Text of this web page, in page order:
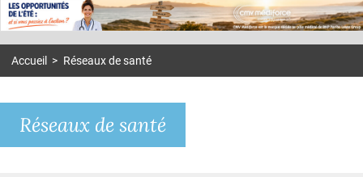
MON COMPTE
ACTUS
DOSSIERS
Accueil > Réseaux de santé
Réseaux de santé